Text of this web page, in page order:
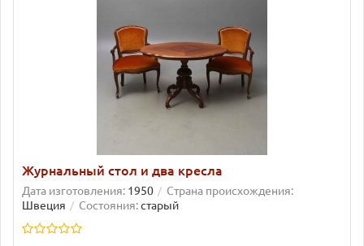
Журнальный стол и два кресла
Дата изготовления: 1950
Страна происхождения:
Швеция
Состояния:старый